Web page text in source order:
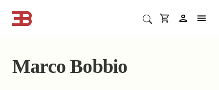
Cerca corsi ECM o altro
Marco Bobbio